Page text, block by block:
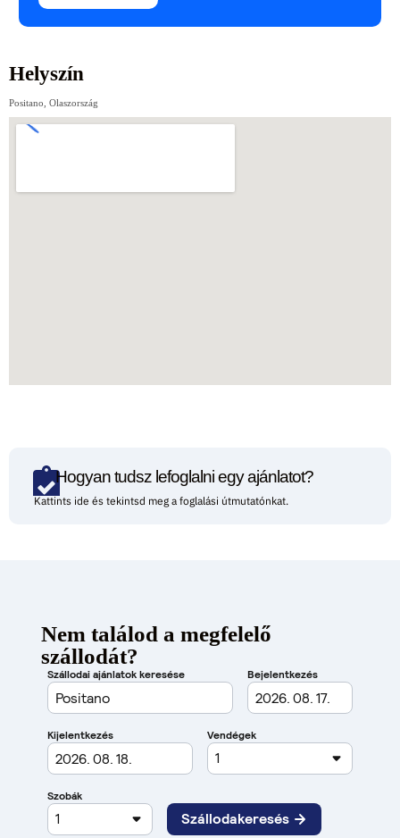
Helyszín
Positano, Olaszország
Hogyan tudsz lefoglalni egy ajánlatot?
Kattints ide és tekintsd meg a foglalási útmutatónkat.
Nem találod a megfelelő
szállodát?